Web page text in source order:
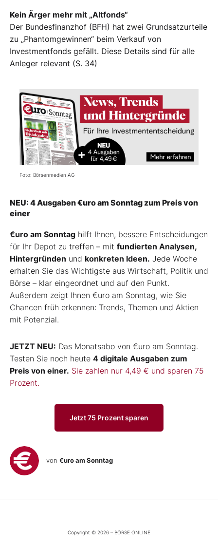
Kein Ärger mehr mit „Altfonds“
Der Bundesfinanzhof (BFH) hat zwei Grundsatzurteile
zu „Phantomgewinnen“ beim Verkauf von
Investmentfonds gefällt. Diese Details sind für alle
Anleger relevant (S. 34)
Foto: Börsenmedien AG
NEU: 4 Ausgaben €uro am Sonntag zum Preis von
einer
€uro am Sonntag hilft Ihnen, bessere Entscheidungen
für Ihr Depot zu treffen – mit fundierten Analysen,
Hintergründen und konkreten Ideen. Jede Woche
erhalten Sie das Wichtigste aus Wirtschaft, Politik und
Börse – klar eingeordnet und auf den Punkt.
Außerdem zeigt Ihnen €uro am Sonntag, wie Sie
Chancen früh erkennen: Trends, Themen und Aktien
mit Potenzial.
JETZT NEU: Das Monatsabo von €uro am Sonntag.
Testen Sie noch heute 4 digitale Ausgaben zum
Preis von einer. Sie zahlen nur 4,49 € und sparen 75
Prozent.
Jetzt 75 Prozent sparen
von €uro am Sonntag
Copyright © 2026 – BÖRSE ONLINE